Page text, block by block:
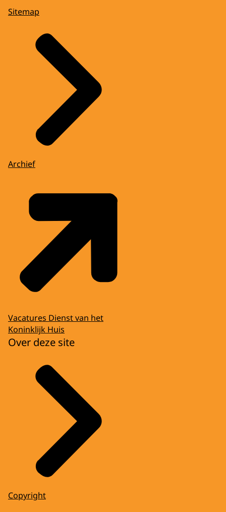
Sitemap
Archief
Vacatures Dienst van het
Koninklijk Huis
Over deze site
Copyright